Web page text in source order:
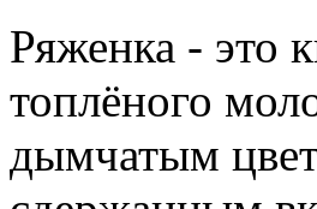
Ряженка - это
топлёного
дымчатым